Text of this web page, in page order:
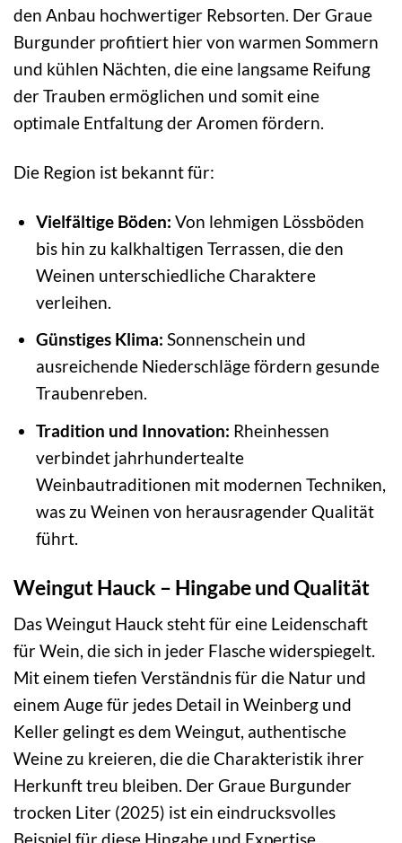
den Anbau hochwertiger Rebsorten. Der Graue
Burgunder profitiert hier von warmen Sommern
und kühlen Nächten, die eine langsame Reifung
der Trauben ermöglichen und somit eine
optimale Entfaltung der Aromen fördern.
Die Region ist bekannt für:
Vielfältige Böden: Von lehmigen Lössböden
bis hin zu kalkhaltigen Terrassen, die den
Weinen unterschiedliche Charaktere
verleihen.
Günstiges Klima: Sonnenschein und
ausreichende Niederschläge fördern gesunde
Traubenreben.
Tradition und Innovation: Rheinhessen
verbindet jahrhundertealte
Weinbautraditionen mit modernen Techniken,
was zu Weinen von herausragender Qualität
führt.
Weingut Hauck – Hingabe und Qualität
Das Weingut Hauck steht für eine Leidenschaft
für Wein, die sich in jeder Flasche widerspiegelt.
Mit einem tiefen Verständnis für die Natur und
einem Auge für jedes Detail in Weinberg und
Keller gelingt es dem Weingut, authentische
Weine zu kreieren, die die Charakteristik ihrer
Herkunft treu bleiben. Der Graue Burgunder
trocken Liter (2025) ist ein eindrucksvolles